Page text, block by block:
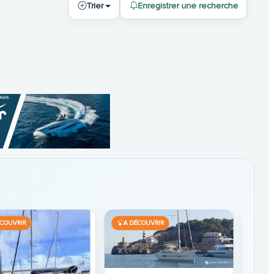
Trier Enregistrer une recherche